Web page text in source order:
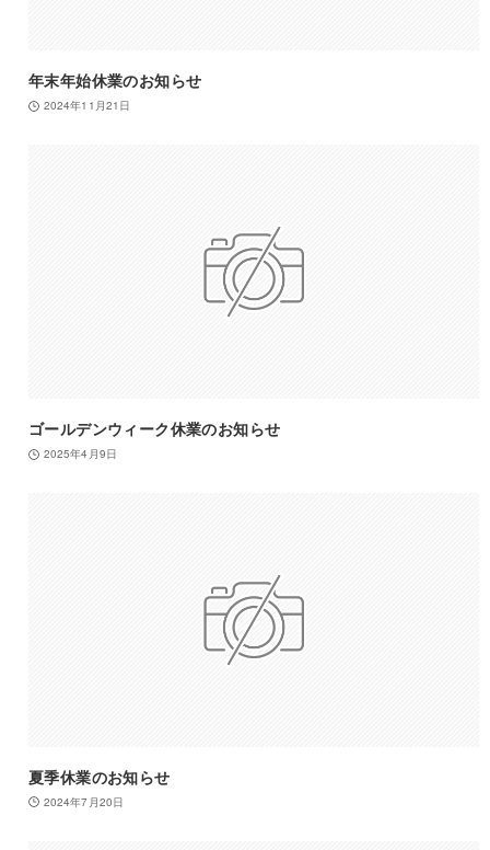
年末年始休業のお知らせ
2024年11月21日
ゴールデンウィーク休業のお知らせ
2025年4月9日
夏季休業のお知らせ
2024年7月20日